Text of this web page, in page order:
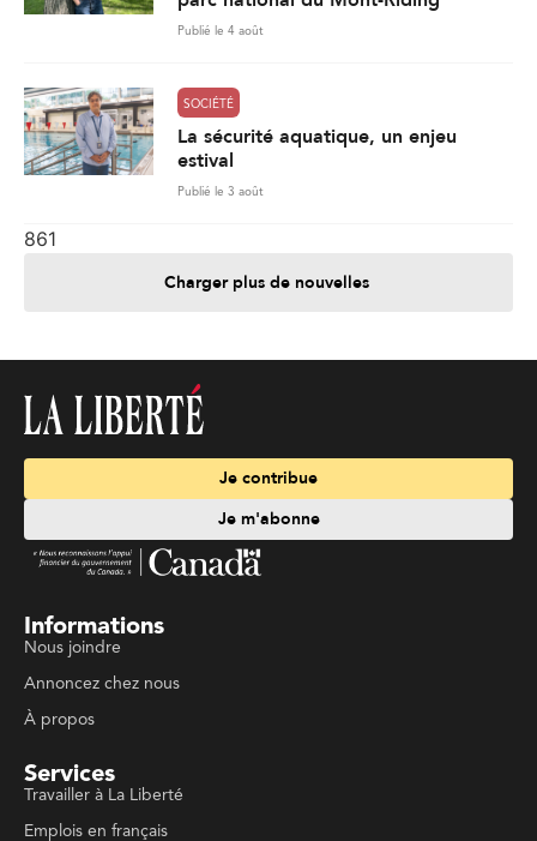
Publié le 4 août
SOCIÉTÉ
La sécurité aquatique, un enjeu
estival
Publié le 3 août
861
Charger plus de nouvelles
Je contribue
Je m'abonne
Informations
Nous joindre
Annoncez chez nous
À propos
Services
Travailler à La Liberté
Emplois en français